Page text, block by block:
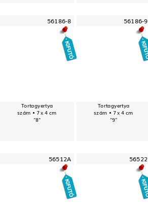
56186-8
Tortagyertya
szám • 7 x 4 cm
"8"
56186-9
Tortagyertya
szám • 7 x 4 cm
"9"
56512A 56522